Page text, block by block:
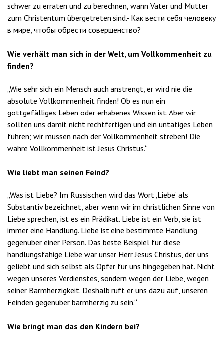
schwer zu erraten und zu berechnen, wann Vater und Mutter
zum Christentum übergetreten sind.- Как вести себя человеку
в мире, чтобы обрести совершенство?
Wie verhält man sich in der Welt, um Vollkommenheit zu
finden?
„Wie sehr sich ein Mensch auch anstrengt, er wird nie die
absolute Vollkommenheit finden! Ob es nun ein
gottgefälliges Leben oder erhabenes Wissen ist. Aber wir
sollten uns damit nicht rechtfertigen und ein untätiges Leben
führen; wir müssen nach der Vollkommenheit streben! Die
wahre Vollkommenheit ist Jesus Christus.“
Wie liebt man seinen Feind?
„Was ist Liebe? Im Russischen wird das Wort ‚Liebe‘ als
Substantiv bezeichnet, aber wenn wir im christlichen Sinne von
Liebe sprechen, ist es ein Prädikat. Liebe ist ein Verb, sie ist
immer eine Handlung. Liebe ist eine bestimmte Handlung
gegenüber einer Person. Das beste Beispiel für diese
handlungsfähige Liebe war unser Herr Jesus Christus, der uns
geliebt und sich selbst als Opfer für uns hingegeben hat. Nicht
wegen unseres Verdienstes, sondern wegen der Liebe, wegen
seiner Barmherzigkeit. Deshalb ruft er uns dazu auf, unseren
Feinden gegenüber barmherzig zu sein.“
Wie bringt man das den Kindern bei?